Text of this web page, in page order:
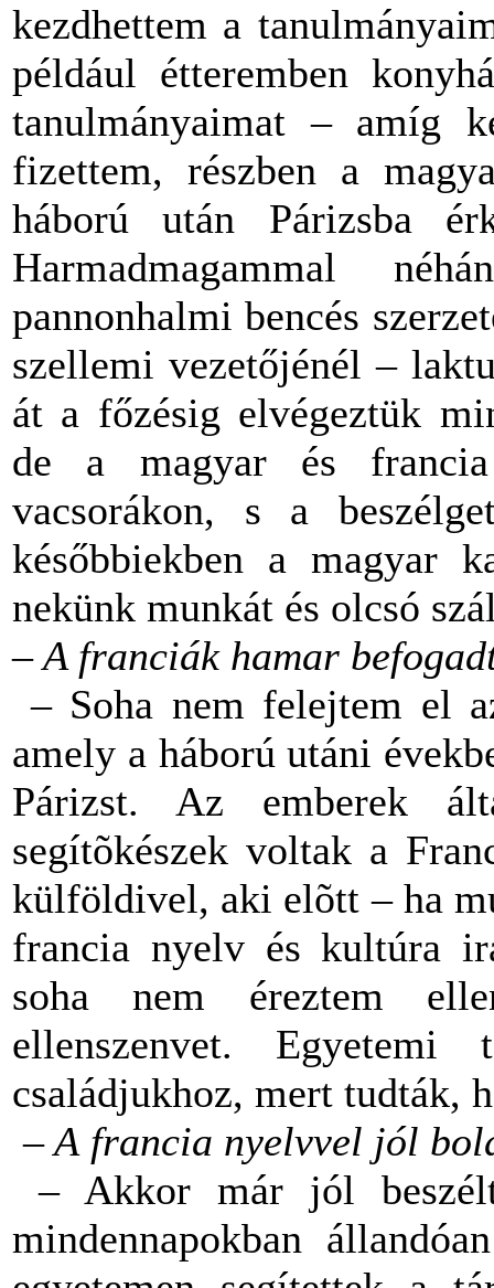
kezdhettem a
például étteremben
tanulmányaimat – amíg
fizettem, részben a
háború után Párizsba
Harmadmagammal
pannonhalmi bencés
szellemi vezetőjénél –
át a főzésig elvégeztük
de a magyar és francia
vacsorákon, s a
későbbiekben a magyar
nekünk munkát és olcsó
– A franciák hamar
– Soha nem felejtem el
amely a háború utáni
Párizst. Az emberek
segítõkészek voltak a
külföldivel, aki elõtt – ha
francia nyelv és kultúra
soha nem éreztem
ellenszenvet.
családjukhoz, mert tudták,
– A francia nyelvvel jól
– Akkor már jól
mindennapokban